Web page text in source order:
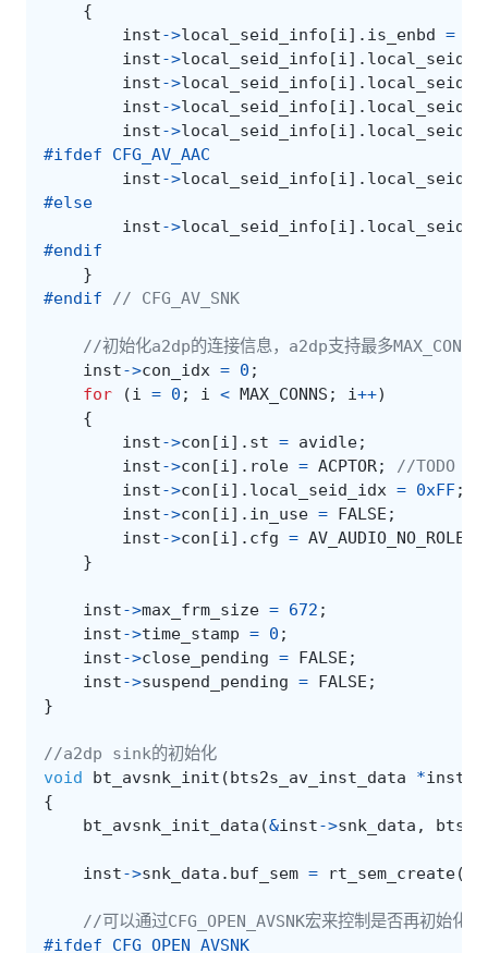
{
inst->local_seid_info [i]. is_enbd =
inst->local_seid_info [i]. local_seid
inst->local_seid_info [i]. local_seid
inst->local_seid_info [i]. local_seid
inst->local_seid_info [i]. local_seid
#ifdef CFG_AV_AAC
inst->local_seid_info [i]. local_seid
#else
inst->local_seid_info [i]. local_seid
#endif
}
#endif // CFG_AV_SNK
//初始化a2dp的连接信息，a2dp支持最多
inst->con_idx = 0 ;
for
(i = 0 ; i < MAX_CONNS ; i++)
{
inst->con [i]. st = avidle;
inst->con [i]. role = ACPTOR;
//TODO
inst->con [i]. local_seid_idx = 0xFF;
inst->con [i]. in_use = FALSE ;
inst->con [i]. cfg = AV_AUDIO_NO_ROLE
}
inst->max_frm_size = 672 ;
inst->time_stamp = 0 ;
inst->close_pending = FALSE ;
inst->suspend_pending = FALSE ;
}
//a2dp sink的初始化
void
bt_avsnk_init ( bts2s_av_inst_data *inst
{
bt_avsnk_init_data (&inst->snk_data ,
inst->snk_data . buf_sem = rt_sem_create(
//可以通过CFG_OPEN_AVSNK宏来控制是否再初始
#ifdef CFG_OPEN_AVSNK